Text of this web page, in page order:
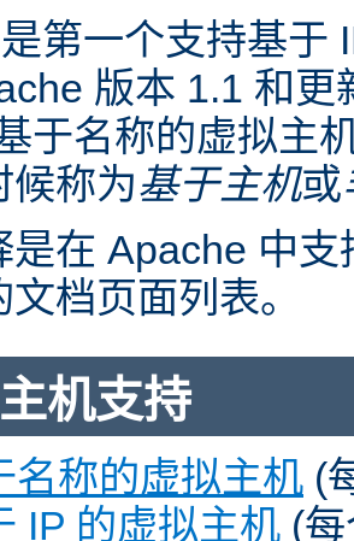
第一个支持基于
版本 1.1 和
于名称的虚拟主
候称为基于主机或
是在 Apache 中
档页面列表。
机支持
名称的虚拟主机 (
IP 的虚拟主机 (